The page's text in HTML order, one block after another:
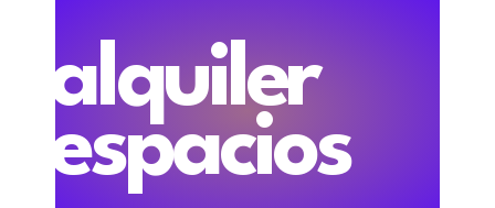
alquiler
espacios